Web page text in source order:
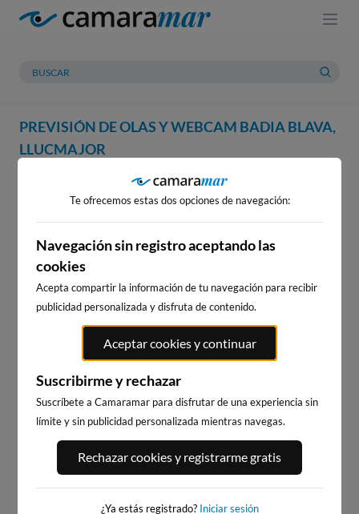
PREVISIÓN DE OLAS Y WEBCAM BADIA BLAVA,
LLUCMAJOR
PREVISIÓN METEOROLOGÍA
WEBCAM BADIA BLAVA,
LLUCMAJOR
WEBCAMS CERCANAS
PORT ANDRATX
33km · Andratx
PLAYA DE SITGES
0.0 m CHOPI
Te ofrecemos estas dos opciones de navegación:
Navegación sin registro aceptando las
cookies
Acepta compartir la información de tu navegación para recibir
publicidad personalizada y disfruta de contenido.
Aceptar cookies y continuar
Suscribirme y rechazar
Suscríbete a Camaramar para disfrutar de una experiencia sin
límite y sin publicidad personalizada mientras navegas.
Rechazar cookies y registrarme gratis
¿Ya estás registrado? Iniciar sesión